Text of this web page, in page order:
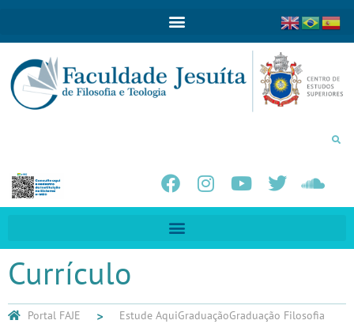
Currículo
Portal FAJE Estude AquiGraduaçãoGraduação Filosofia